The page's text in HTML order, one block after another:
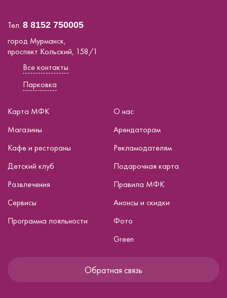
Тел. 8 8152 750005
город Мурманск,
проспект Кольский, 158/1
Все контакты
Парковка
Карта МФК
Магазины
Кафе и рестораны
Детский клуб
Развлечения
Сервисы
Программа лояльности
О нас
Арендаторам
Рекламодателям
Подарочная карта
Правила МФК
Анонсы и скидки
Фото
Green
Обратная связь